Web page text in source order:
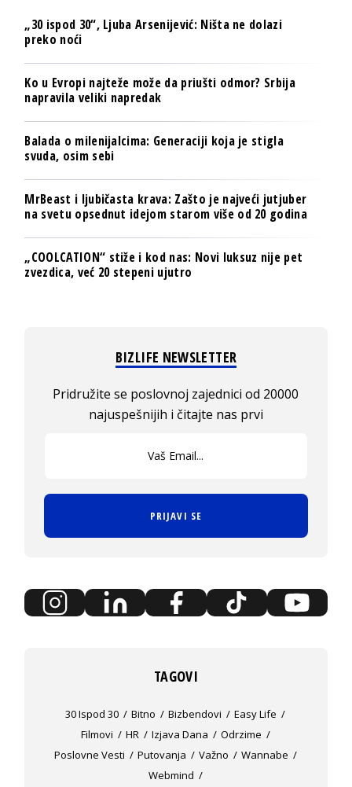
„30 ispod 30“, Ljuba Arsenijević: Ništa ne dolazi
preko noći
Ko u Evropi najteže može da priušti odmor? Srbija
napravila veliki napredak
Balada o milenijalcima: Generaciji koja je stigla
svuda, osim sebi
MrBeast i ljubičasta krava: Zašto je najveći jutjuber
na svetu opsednut idejom starom više od 20 godina
„COOLCATION“ stiže i kod nas: Novi luksuz nije pet
zvezdica, već 20 stepeni ujutro
BIZLIFE NEWSLETTER
Pridružite se poslovnoj zajednici od 20000
najuspešnijih i čitajte nas prvi
PRIJAVI SE
TAGOVI
30 Ispod 30 Bitno Bizbendovi
Easy Life
Filmovi
HR Izjava Dana
Odrzime
Poslovne Vesti
Putovanja Važno
Wannabe
Webmind